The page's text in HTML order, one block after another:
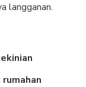
langganan.